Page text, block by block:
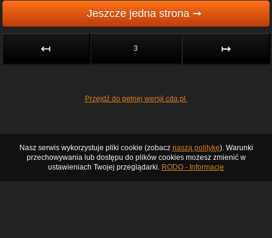
Jeszcze jedna strona ➞
↤ 3 ↦
Przejdź do pełnej wersji cda.pl
Nasz serwis wykorzystuje pliki cookie (zobacz naszą politykę). Warunki
przechowywania lub dostępu do plików cookies możesz zmienić w
ustawieniach Twojej przeglądarki. RODO - Informacje